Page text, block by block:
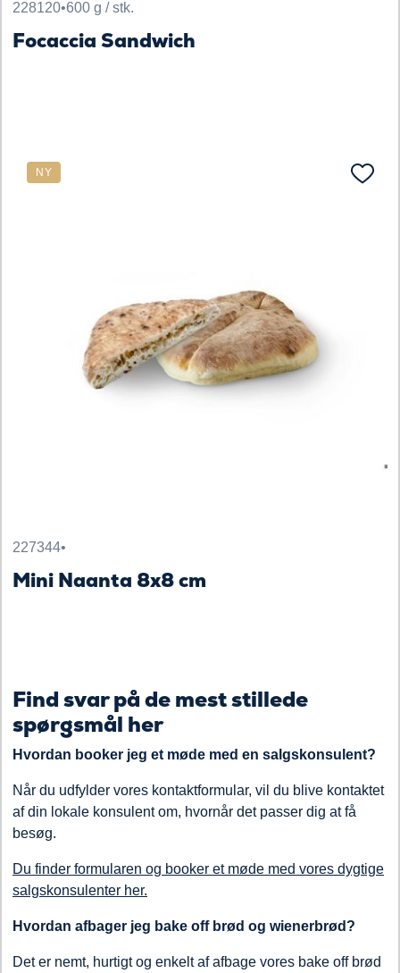
228120•600 g / stk.
Focaccia Sandwich
NY
227344•
Mini Naanta 8x8 cm
Find svar på de mest stillede
spørgsmål her
Hvordan booker jeg et møde med en salgskonsulent?
Når du udfylder vores kontaktformular, vil du blive kontaktet
af din lokale konsulent om, hvornår det passer dig at få
besøg.
Du finder formularen og booker et møde med vores dygtige
salgskonsulenter her.
Hvordan afbager jeg bake off brød og wienerbrød?
Det er nemt, hurtigt og enkelt af afbage vores bake off brød